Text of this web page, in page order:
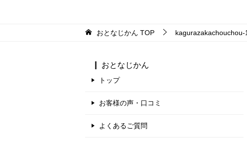
おとなじかん TOP kagurazakachouchou-1
おとなじかん
トップ
お客様の声・口コミ
よくあるご質問